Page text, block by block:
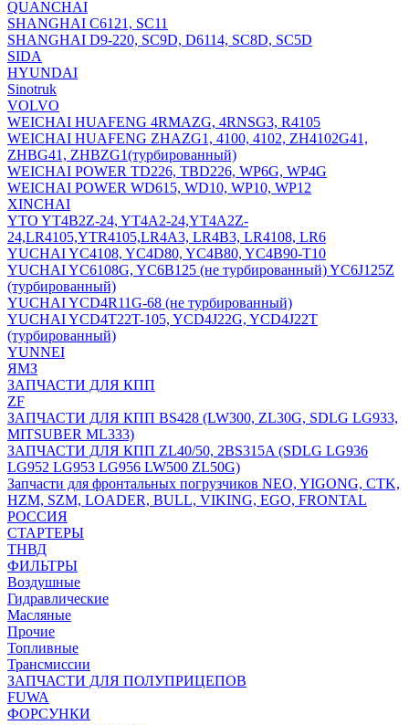
QUANCHAI
SHANGHAI C6121, SC11
SHANGHAI D9-220, SC9D, D6114, SC8D, SC5D
SIDA
HYUNDAI
Sinotruk
VOLVO
WEICHAI HUAFENG 4RMAZG, 4RNSG3, R4105
WEICHAI HUAFENG ZHAZG1, 4100, 4102, ZH4102G41,
ZHBG41, ZHBZG1(турбированный)
WEICHAI POWER TD226, TBD226, WP6G, WP4G
WEICHAI POWER WD615, WD10, WP10, WP12
XINCHAI
YTO YT4B2Z-24, YT4A2-24,YT4A2Z-
24,LR4105,YTR4105,LR4A3, LR4B3, LR4108, LR6
YUCHAI YC4108, YC4D80, YC4B80, YC4B90-T10
YUCHAI YC6108G, YC6B125 (не турбированный) YC6J125Z
(турбированный)
YUCHAI YCD4R11G-68 (не турбированный)
YUCHAI YCD4T22T-105, YCD4J22G, YCD4J22T
(турбированный)
YUNNEI
ЯМЗ
ЗАПЧАСТИ ДЛЯ КПП
ZF
ЗАПЧАСТИ ДЛЯ КПП BS428 (LW300, ZL30G, SDLG LG933,
MITSUBER ML333)
ЗАПЧАСТИ ДЛЯ КПП ZL40/50, 2BS315A (SDLG LG936
LG952 LG953 LG956 LW500 ZL50G)
Запчасти для фронтальных погрузчиков NEO, YIGONG, CTK,
HZM, SZM, LOADER, BULL, VIKING, EGO, FRONTAL
РОССИЯ
СТАРТЕРЫ
ТНВД
ФИЛЬТРЫ
Воздушные
Гидравлические
Масляные
Прочие
Топливные
Трансмиссии
ЗАПЧАСТИ ДЛЯ ПОЛУПРИЦЕПОВ
FUWA
ФОРСУНКИ